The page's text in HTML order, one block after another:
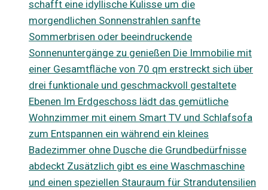
schafft eine idyllische Kulisse um die
morgendlichen Sonnenstrahlen sanfte
Sommerbrisen oder beeindruckende
Sonnenuntergänge zu genießen Die Immobilie mit
einer Gesamtfläche von 70 qm erstreckt sich über
drei funktionale und geschmackvoll gestaltete
Ebenen Im Erdgeschoss lädt das gemütliche
Wohnzimmer mit einem Smart TV und Schlafsofa
zum Entspannen ein während ein kleines
Badezimmer ohne Dusche die Grundbedürfnisse
abdeckt Zusätzlich gibt es eine Waschmaschine
und einen speziellen Stauraum für Strandutensilien